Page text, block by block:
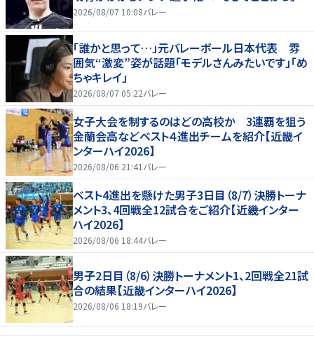
2026/08/07 10:08バレー
「誰かと思って…」元バレーボール日本代表 雰
囲気“激変”姿が話題「モデルさんみたいです」「め
ちゃキレイ」
2026/08/07 05:22バレー
女子大会を制するのはどの高校か 3連覇を狙う
金蘭会高などベスト４進出チームを紹介【近畿イ
ンターハイ2026】
2026/08/06 21:41 バレー
ベスト4進出を懸けた男子3日目（8/7）決勝トーナ
メント3、4回戦全12試合をご紹介【近畿インター
ハイ2026】
2026/08/06 18:44バレー
男子2日目（8/6）決勝トーナメント1、2回戦全21試
合の結果【近畿インターハイ2026】
2026/08/06 18:19バレー